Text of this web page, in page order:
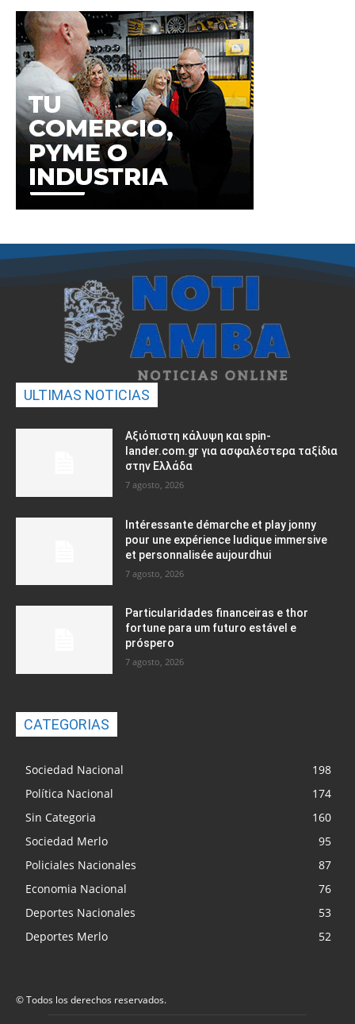
ULTIMAS NOTICIAS
Αξιόπιστη κάλυψη και spin-
lander.com.gr για ασφαλέστερα ταξίδια
στην Ελλάδα
7 agosto, 2026
Intéressante démarche et play jonny
pour une expérience ludique immersive
et personnalisée aujourdhui
7 agosto, 2026
Particularidades financeiras e thor
fortune para um futuro estável e
próspero
7 agosto, 2026
CATEGORIAS
Sociedad Nacional
198
Política Nacional
174
Sin Categoria
160
Sociedad Merlo
95
Policiales Nacionales
87
Economia Nacional
76
Deportes Nacionales
53
Deportes Merlo
52
© Todos los derechos reservados.